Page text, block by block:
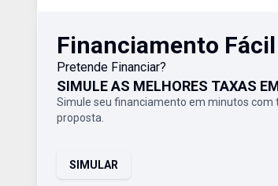
Financiamento Fácil
Pretende Financiar?
SIMULE AS MELHORES TAXAS
Simule seu financiamento em minutos com
proposta.
SIMULAR